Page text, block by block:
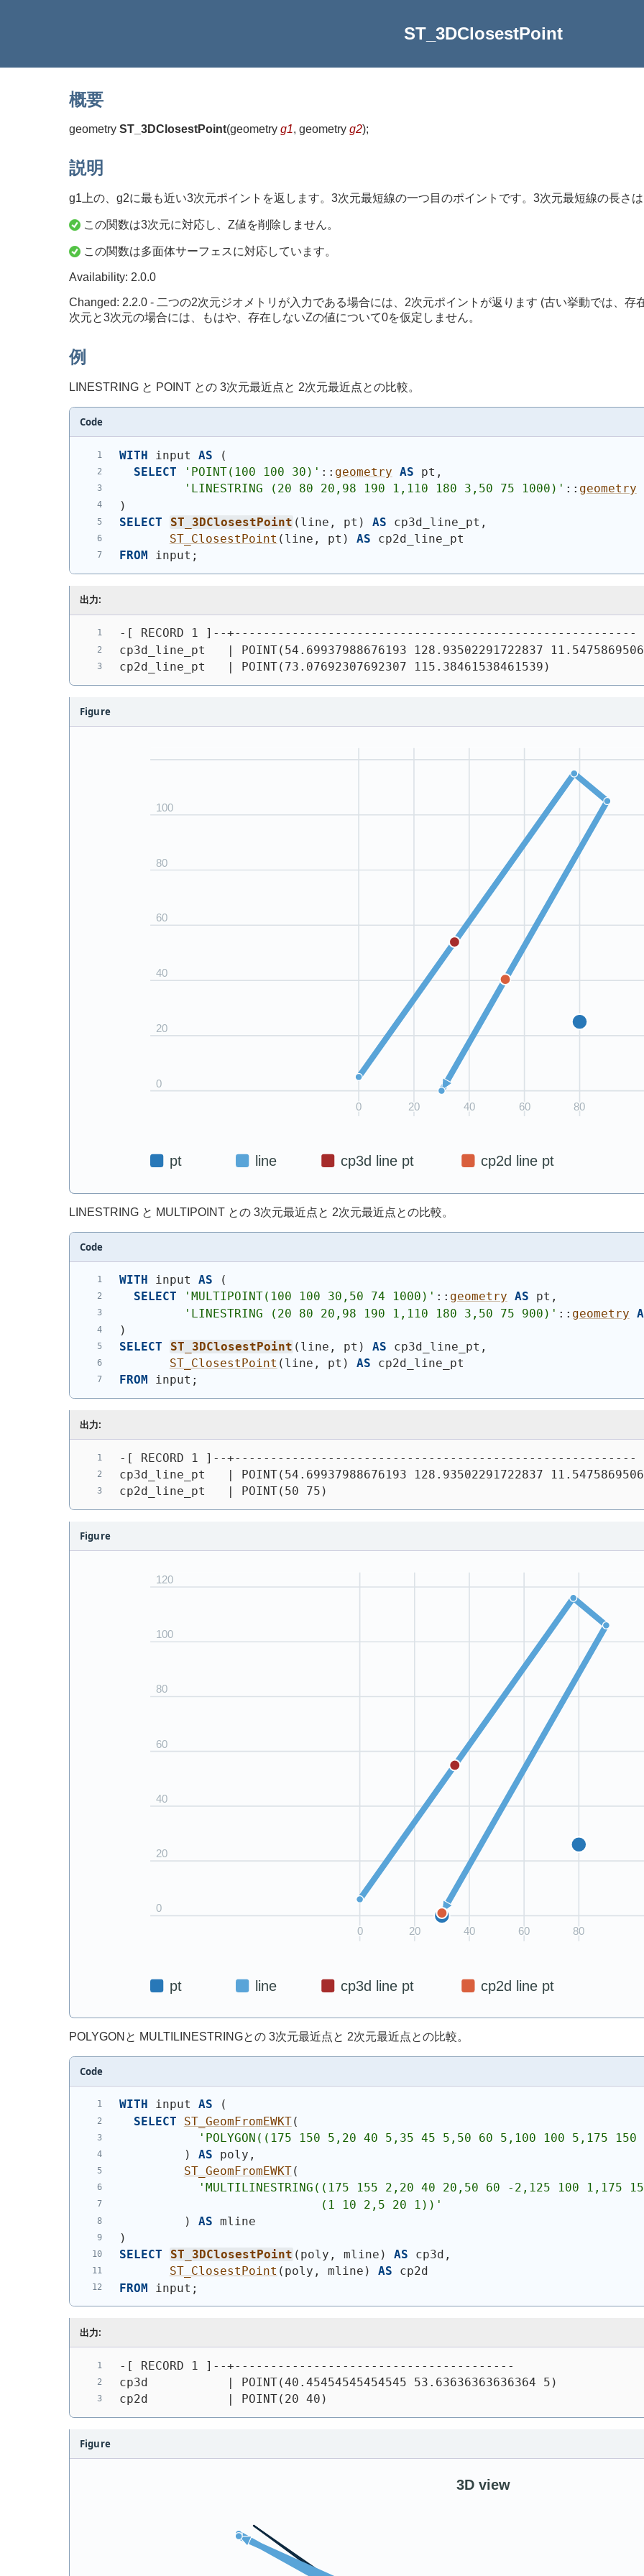
ST_3DClosestPoint
概要
geometry ST_3DClosestPoint(geometry g1, geometry g2);
説明
g1上の、g2に最も近い3次元ポイントを返します。3次元最短線の一つ目のポイントです。3次元最短線の長さ
この関数は3次元に対応し、Z値を削除しません。
この関数は多面体サーフェスに対応しています。
Availability: 2.0.0
Changed: 2.2.0 - 二つの2次元ジオメトリが入力である場合には、2次元ポイントが返ります (古い挙動では、
次元と3次元の場合には、もはや、存在しないZの値について0を仮定しません。
例
LINESTRING と POINT との 3次元最近点と 2次元最近点との比較。
Code
WITH input AS
(
SELECT
' POINT(100 100 30) ' :: geometry AS pt,
' LINESTRING (20 80 20,98 190 1,110 180 3,50 75 1000) ' :: geometry
)
SELECT
ST_3DClosestPoint ( line, pt ) AS cp3d_line_pt,
ST_ClosestPoint ( line, pt ) AS cp2d_line_pt
FROM input;
出力:
-[ RECORD 1 ]--+--------------------------------------------------------
cp3d_line_pt   | POINT(54.69937988676193 128.93502291722837
cp2d_line_pt   | POINT(73.07692307692307 115.38461538461539)
Figure
LINESTRING と MULTIPOINT との 3次元最近点と 2次元最近点との比較。
Code
WITH input AS
(
SELECT
' MULTIPOINT(100 100 30,50 74 1000) ' :: geometry AS pt,
' LINESTRING (20 80 20,98 190 1,110 180 3,50 75 900) ' :: geometry
)
SELECT
ST_3DClosestPoint ( line, pt ) AS cp3d_line_pt,
ST_ClosestPoint ( line, pt ) AS cp2d_line_pt
FROM
input;
出力:
-[ RECORD 1 ]--+--------------------------------------------------------
cp3d_line_pt   | POINT(54.69937988676193 128.93502291722837
cp2d_line_pt   | POINT(50 75)
Figure
POLYGONと MULTILINESTRINGとの 3次元最近点と 2次元最近点との比較。
Code
WITH input AS
(
SELECT
ST_GeomFromEWKT(
' POLYGON((175 150 5,20 40 5,35 45 5,50 60 5,100 100 5,175
)
AS poly,
ST_GeomFromEWKT(
' MULTILINESTRING((175 155 2,20 40 20,50 60 -2,125 100 1,175
                            (1 10 2,5 20 1))
'
)
AS mline
)
SELECT
ST_3DClosestPoint ( poly, mline ) AS cp3d,
ST_ClosestPoint ( poly, mline ) AS cp2d
FROM input;
出力:
-[ RECORD 1 ]--+---------------------------------------
cp3d           | POINT(40.45454545454545 53.63636363636364 5)
cp2d           |
POINT(20 40)
Figure